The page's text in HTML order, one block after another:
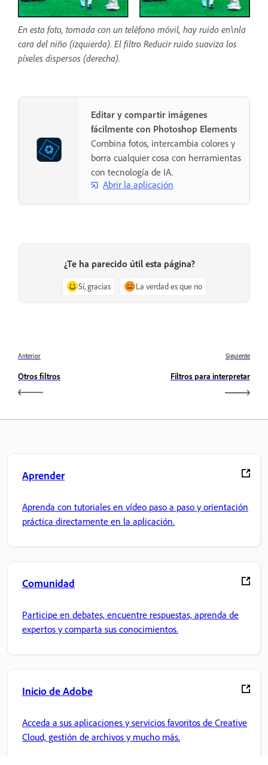
En esta foto, tomada con un teléfono móvil, hay ruido en\nla
cara del niño (izquierda). El filtro Reducir ruido suaviza los
píxeles dispersos (derecha).
Editar y compartir imágenes
fácilmente con Photoshop Elements
Combina fotos, intercambia colores y
borra cualquier cosa con herramientas
con tecnología de IA.
Abrir la aplicación
¿Te ha parecido útil esta página?
Sí, gracias La verdad es que no
Anterior
Otros filtros
Siguiente
Filtros para interpretar
Aprender
Aprenda con tutoriales en vídeo paso a paso y orientación
práctica directamente en la aplicación.
Comunidad
Participe en debates, encuentre respuestas, aprenda de
expertos y comparta sus conocimientos.
Inicio de Adobe
Acceda a sus aplicaciones y servicios favoritos de Creative
Cloud, gestión de archivos y mucho más.